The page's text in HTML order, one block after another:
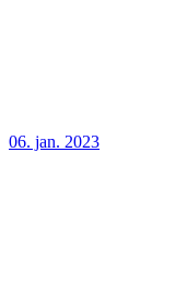
06. jan. 2023